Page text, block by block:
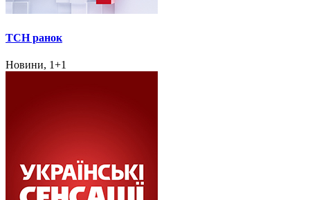
ТСН ранок
Новини, 1+1